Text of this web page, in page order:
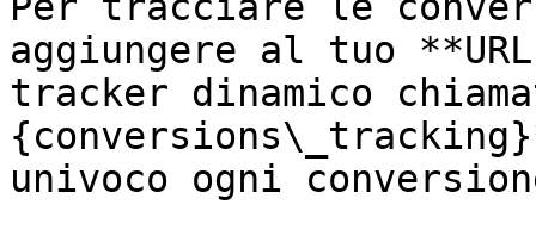
aggiungere al tuo
tracker dinamico
univoco ogni